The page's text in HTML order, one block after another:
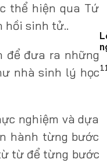
thể hiện qua Tứ
hồi sinh tử..
để đưa ra những
nhà sinh lý học
nghiệm và dựa
hành từng bước
từ để từng bước